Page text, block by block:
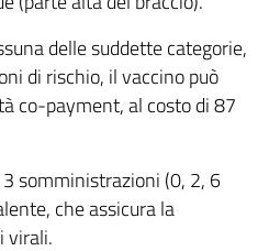
delle suddette categorie,
di rischio, il vaccino può
co-payment, al costo di 87
somministrazioni (0, 2, 6
che assicura la
virali.